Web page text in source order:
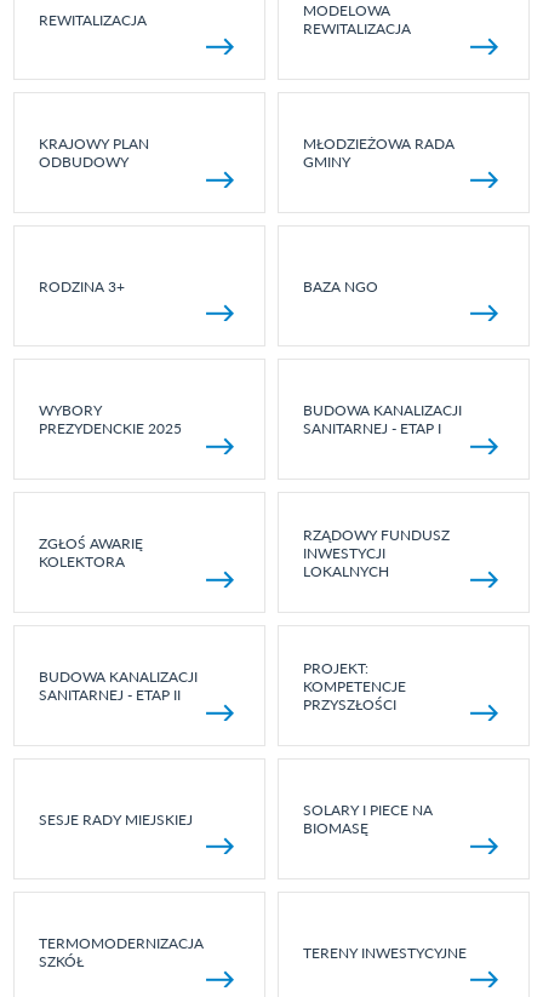
REWITALIZACJA
MODELOWA
REWITALIZACJA
KRAJOWY PLAN
ODBUDOWY
MŁODZIEŻOWA RADA
GMINY
RODZINA 3+ BAZA NGO
WYBORY
PREZYDENCKIE 2025
BUDOWA KANALIZACJI
SANITARNEJ - ETAP I
ZGŁOŚ AWARIĘ
KOLEKTORA
RZĄDOWY FUNDUSZ
INWESTYCJI
LOKALNYCH
BUDOWA KANALIZACJI
SANITARNEJ - ETAP II
PROJEKT:
KOMPETENCJE
PRZYSZŁOŚCI
SESJE RADY MIEJSKIEJ
SOLARY I PIECE NA
BIOMASĘ
TERMOMODERNIZACJA
SZKÓŁ
TERENY INWESTYCYJNE